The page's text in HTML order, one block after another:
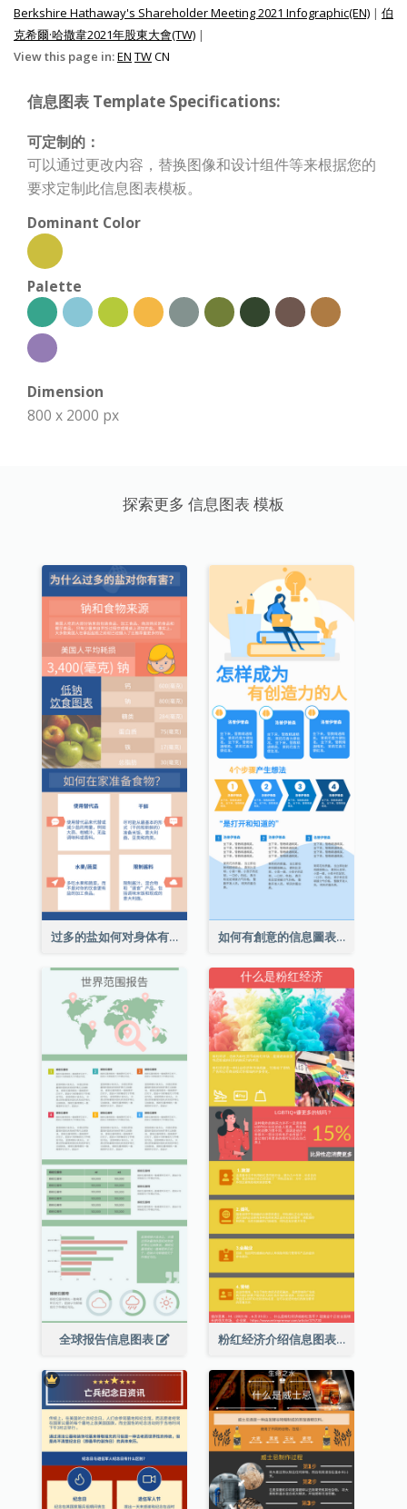
Berkshire Hathaway's Shareholder Meeting 2021 Infographic(EN) | 伯
克希爾·哈撒韋2021年股東大會(TW) |
View this page in:EN TWCN
信息图表 Template Specifications:
可定制的：
可以通过更改内容，替换图像和设计组件等来根据您的
要求定制此信息图表模板。
Dominant Color
Palette
Dimension
800 x 2000 px
探索更多 信息图表 模板
过多的盐如何对身体有害信息图表 如何有創意的信息圖表
全球报告信息图表 粉红经济介绍信息图表